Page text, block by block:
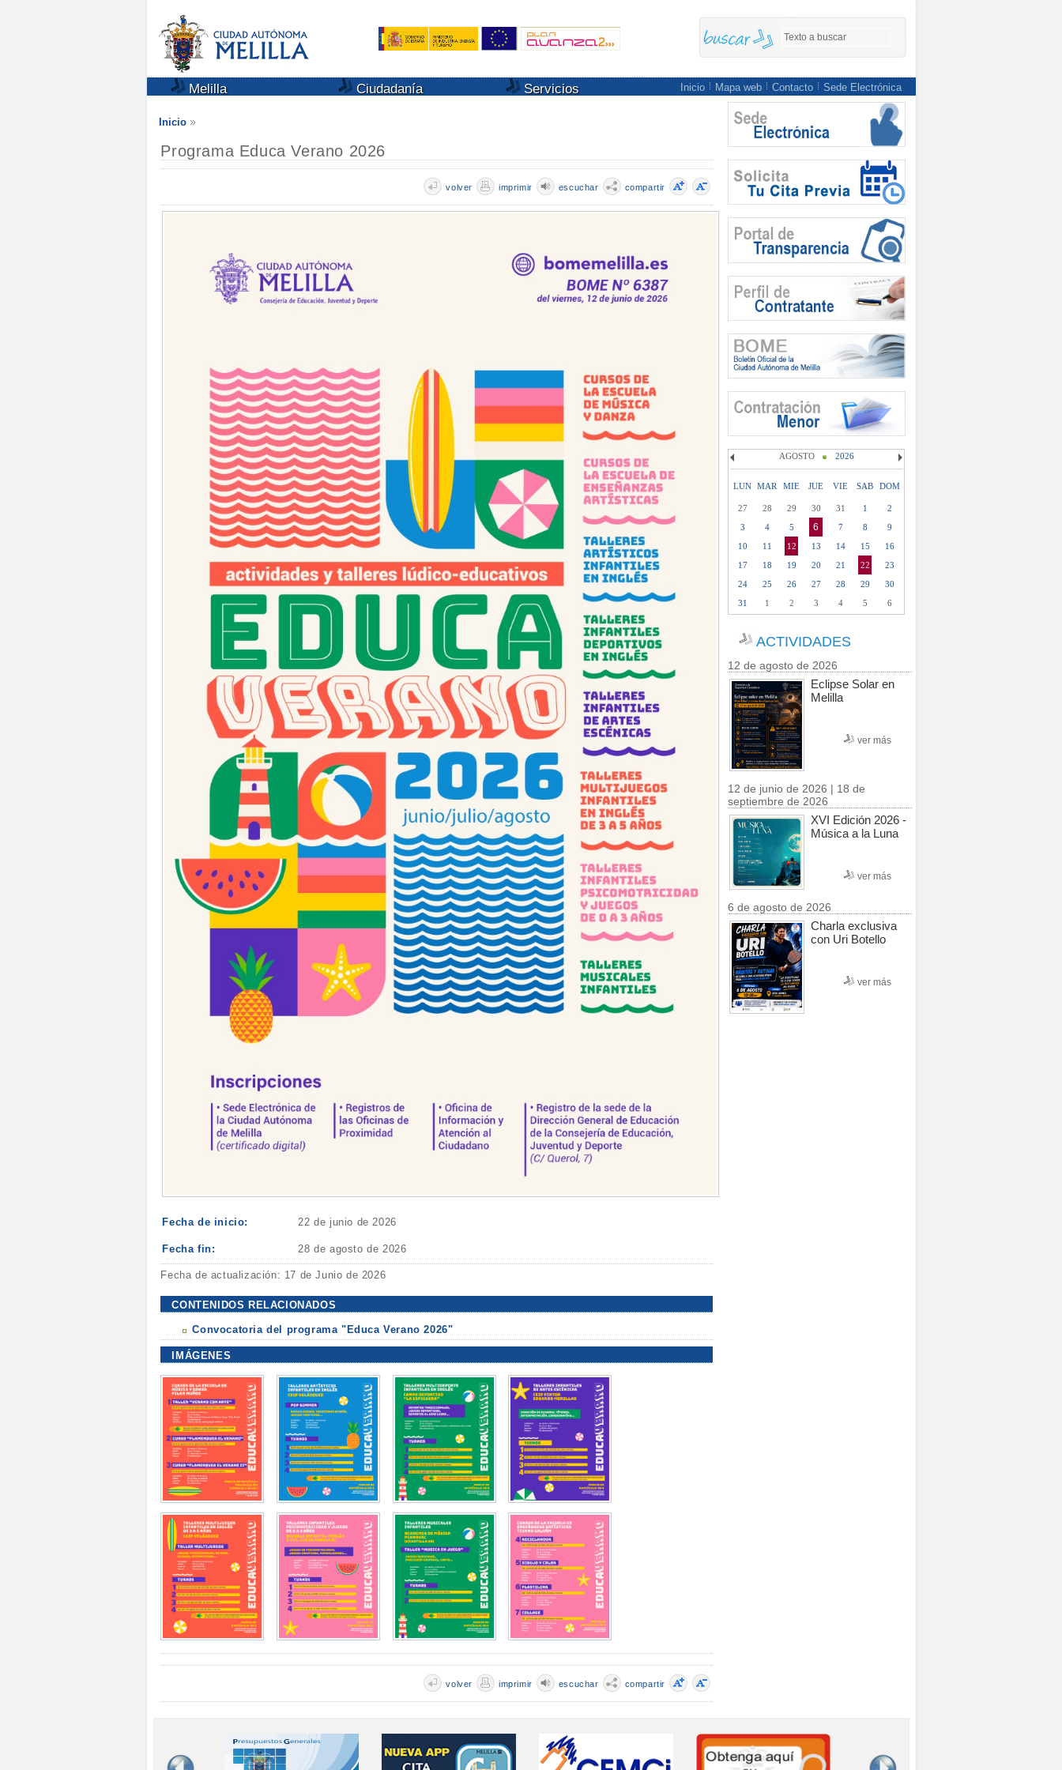
Melilla Ciudadanía Servicios Inicio Mapa web Contacto Sede Electrónica
Inicio
Programa Educa Verano 2026
compartir
escuchar
imprimir
volver
Fecha de inicio: 22 de junio de 2026
Fecha fin: 28 de agosto de 2026
Fecha de actualización: 17 de Junio de 2026
CONTENIDOS RELACIONADOS
Convocatoria del programa "Educa Verano 2026"
IMÁGENES
compartir
escuchar
imprimir
volver
AGOSTO 2026
LUN MAR MIE JUE VIE SAB DOM
27 28 29 30 31 1
2
3
4 5 6 7 8
9
10
11 12 13 14 15
16
17
18 19 20 21 22
23
24
25 26 27 28 29
30
31
1 2 3 4 5 6
ACTIVIDADES
12 de agosto de 2026
Eclipse Solar en
Melilla
ver más
12 de junio de 2026 | 18 de
septiembre de 2026
XVI Edición 2026 -
Música a la Luna
ver más
6 de agosto de 2026
Charla exclusiva
con Uri Botello
ver más